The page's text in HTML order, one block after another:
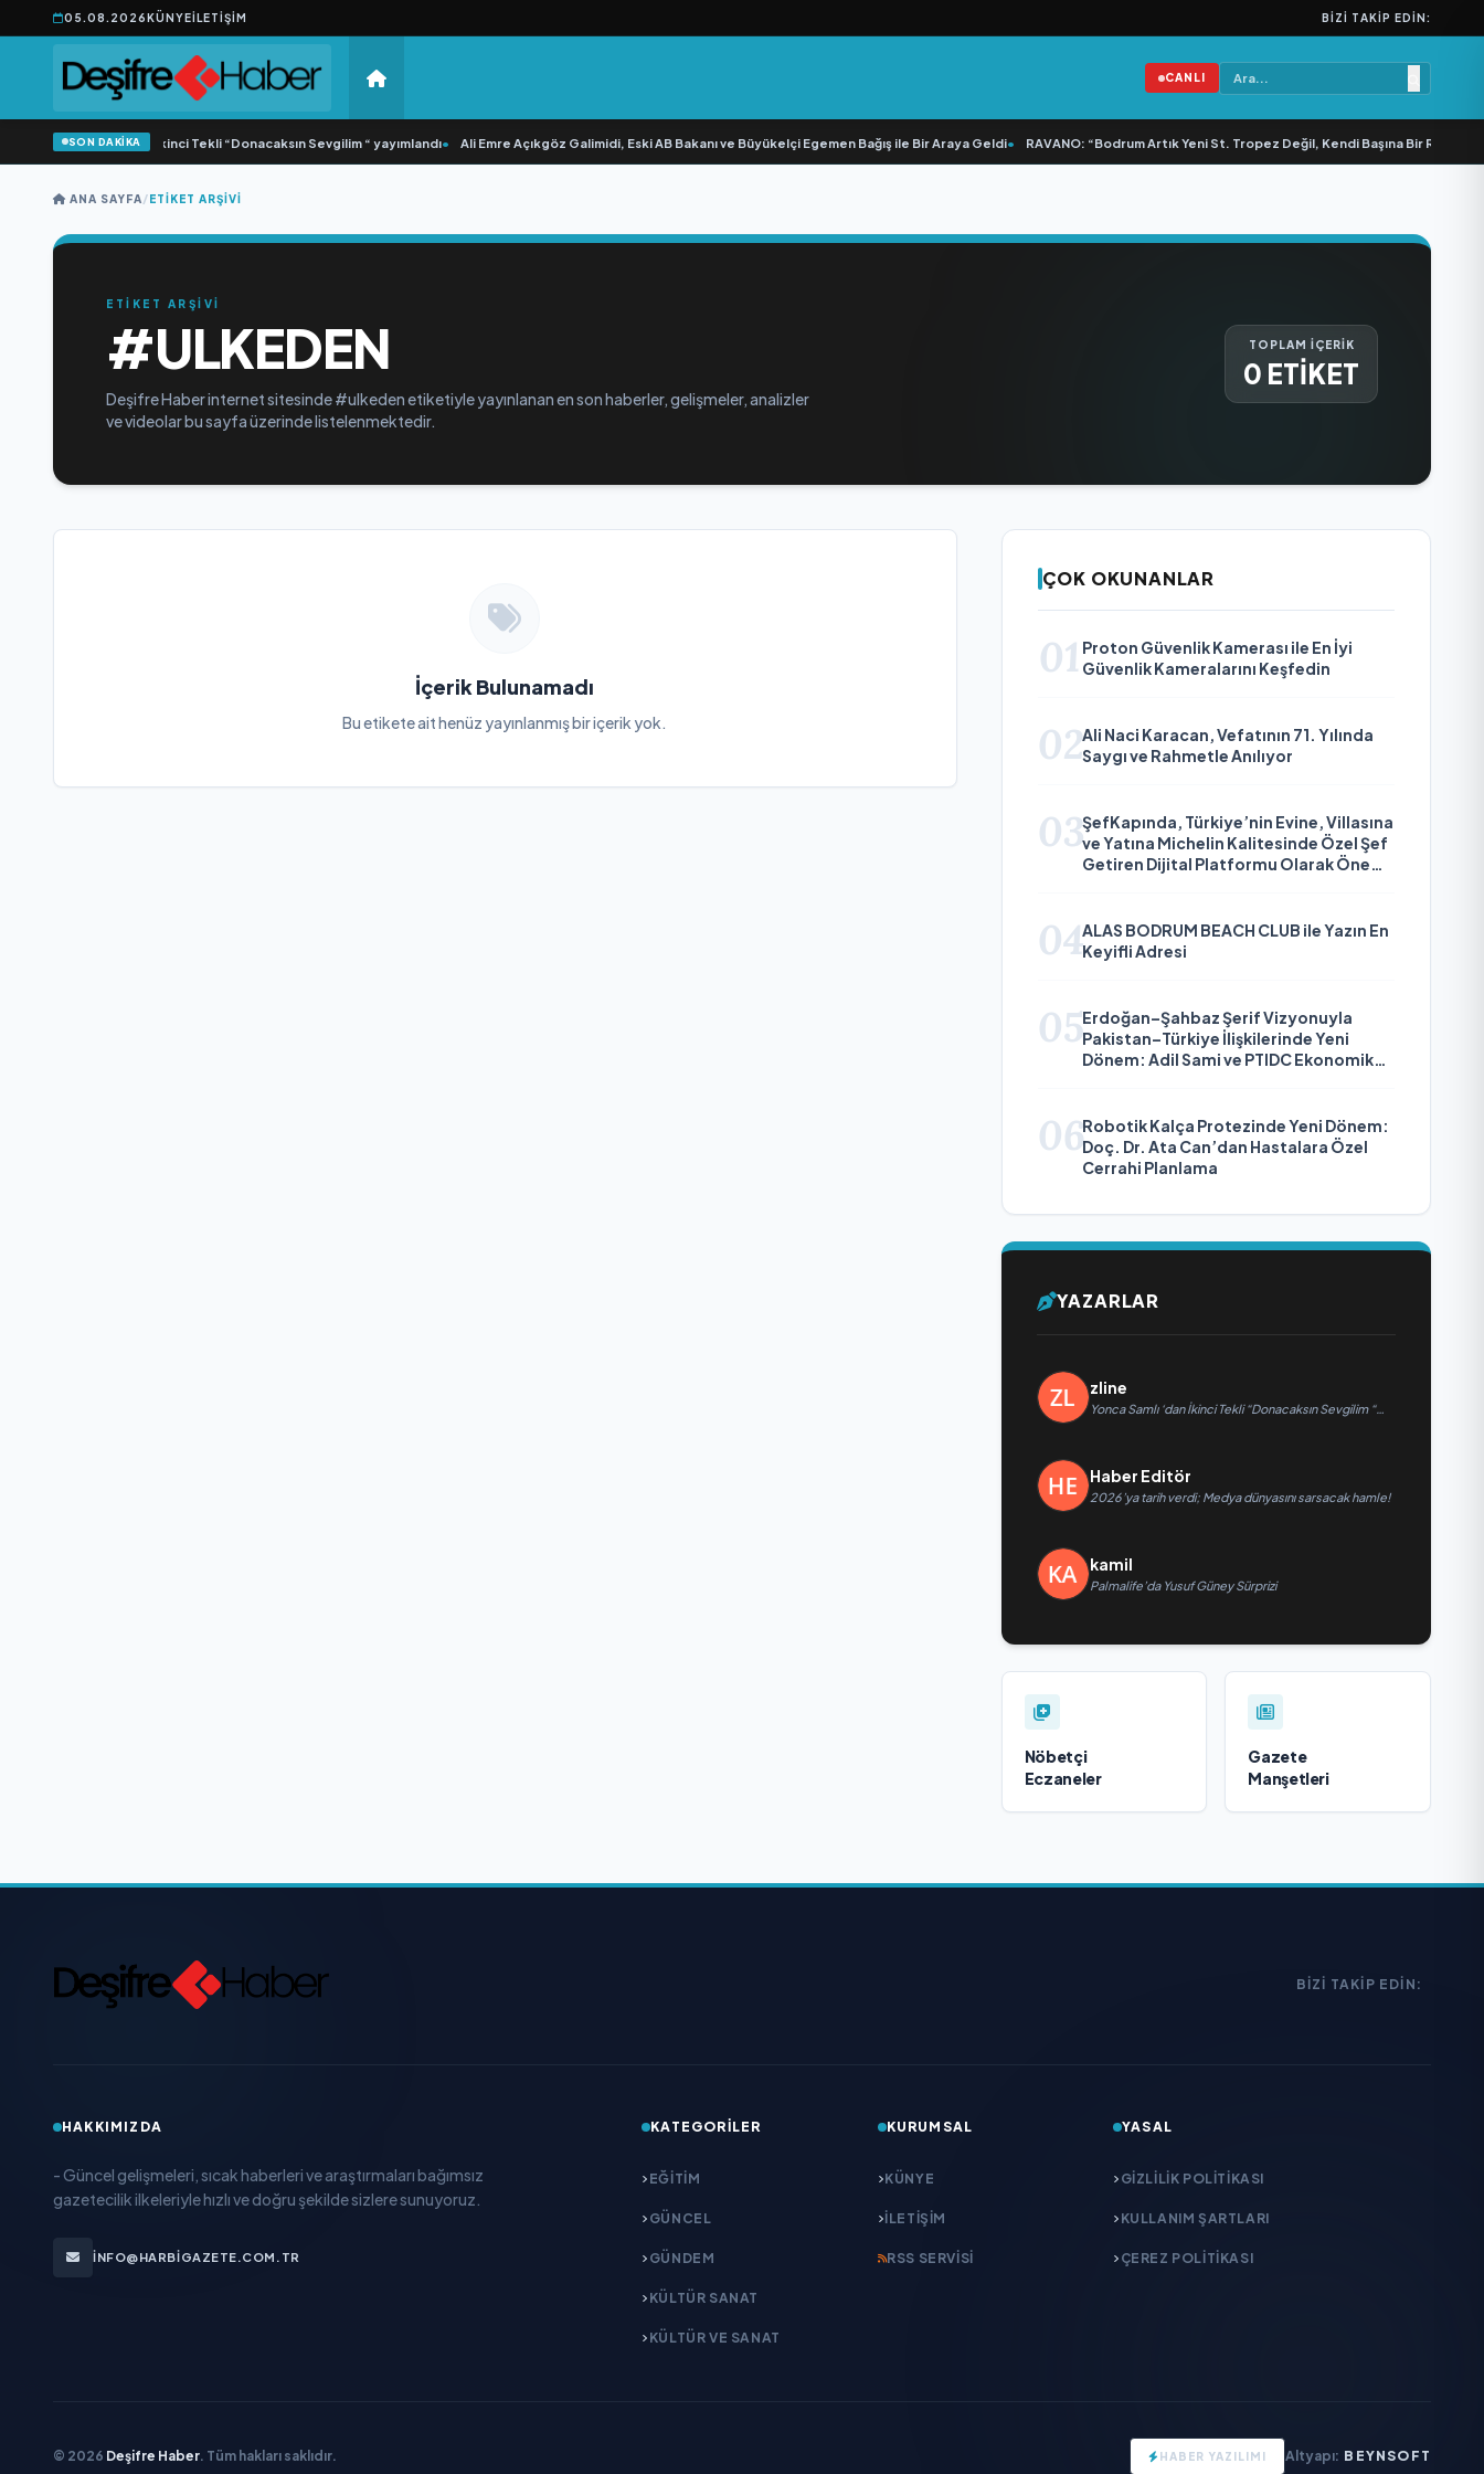
05.08.2026KÜNYEİLETIŞIM BIZI TAKIP EDIN:
CANLI
SON DAKİKA
Yonca Samlı ‘dan İkinci Tekli “Donacaksın Sevgilim “ yayımlandı• Ali Emre Açıkgöz Galimidi, Eski AB Bakanı ve Büyükelçi Egemen Bağış ile Bir Araya Geldi• RAVANO: “Bodrum Artık Yeni St. Tropez Değil, Kendi Başına Bir Referans”
ANA SAYFA/ETIKET ARŞIVI
ETİKET ARŞİVİ
#ULKEDEN
Deşifre Haber internet sitesinde #ulkeden etiketiyle yayınlanan en son haberler, gelişmeler, analizler
ve videolar bu sayfa üzerinde listelenmektedir.
TOPLAM İÇERİK
0 ETİKET
İçerik Bulunamadı
Bu etikete ait henüz yayınlanmış bir içerik yok.
ÇOK OKUNANLAR
01 Proton Güvenlik Kamerası ile En İyi
Güvenlik Kameralarını Keşfedin
02Ali Naci Karacan, Vefatının 71. Yılında
Saygı ve Rahmetle Anılıyor
03ŞefKapında, Türkiye’nin Evine, Villasına
ve Yatına Michelin Kalitesinde Özel Şef
Getiren Dijital Platformu Olarak Öne
04ALAS BODRUM BEACH CLUB ile Yazın En
Keyifli Adresi
05Erdoğan–Şahbaz Şerif Vizyonuyla
Pakistan–Türkiye İlişkilerinde Yeni
Dönem: Adil Sami ve PTIDC Ekonomik
06Robotik Kalça Protezinde Yeni Dönem:
Doç. Dr. Ata Can’dan Hastalara Özel
Cerrahi Planlama
YAZARLAR
zline
Yonca Samlı ‘dan İkinci Tekli “Donacaksın Sevgilim “
Haber Editör
2026’ya tarih verdi; Medya dünyasını sarsacak hamle!
kamil
Palmalife’da Yusuf Güney Sürprizi
Nöbetçi
Eczaneler
Gazete
Manşetleri
BIZI TAKIP EDIN:
HAKKIMIZDA
- Güncel gelişmeleri, sıcak haberleri ve araştırmaları bağımsız
gazetecilik ilkeleriyle hızlı ve doğru şekilde sizlere sunuyoruz.
INFO@HARBIGAZETE.COM.TR
KATEGORILER
EĞITIM
GÜNCEL
GÜNDEM
KÜLTÜR SANAT
KÜLTÜR VE SANAT
KURUMSAL
KÜNYE
İLETIŞIM
RSS SERVISI
YASAL
GIZLILIK POLITIKASI
KULLANIM ŞARTLARI
ÇEREZ POLITIKASI
© 2026 Deşifre Haber. Tüm hakları saklıdır. HABER YAZILIMI Altyapı: BEYNSOFT